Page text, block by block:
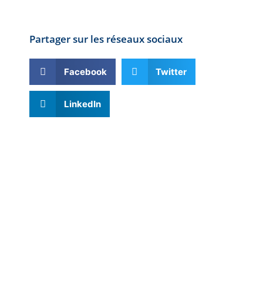
Partager sur les réseaux sociaux
Facebook Twitter
LinkedIn